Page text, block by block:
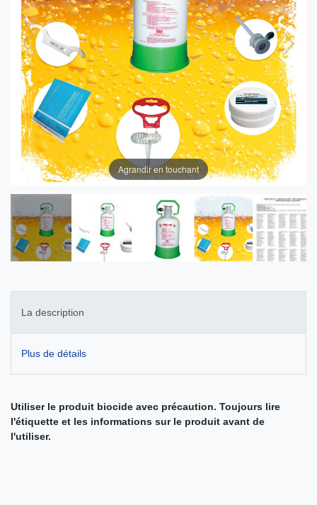
Agrandir en touchant
La description
Plus de détails
Utiliser le produit biocide avec précaution. Toujours lire
l'étiquette et les informations sur le produit avant de
l'utiliser.